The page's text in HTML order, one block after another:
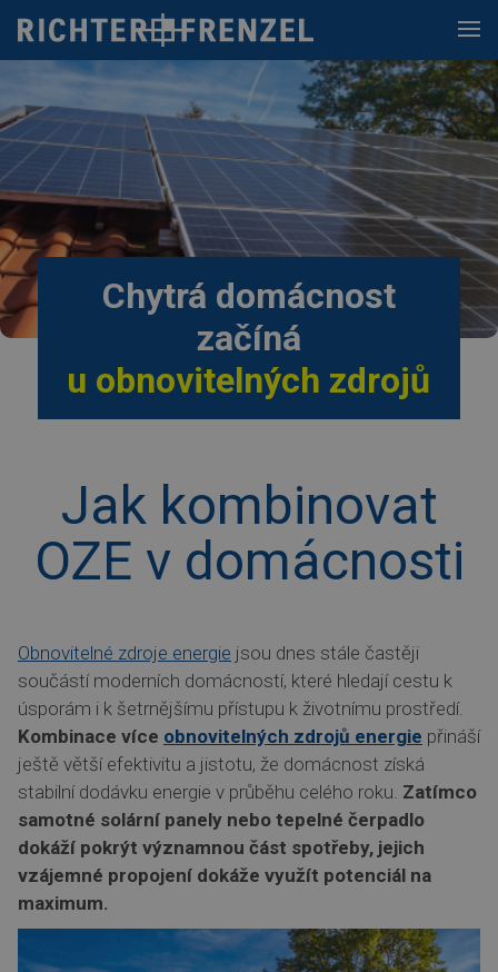
content
Chytrá domácnost
začíná
u obnovitelných zdrojů
Jak kombinovat
OZE v domácnosti
Obnovitelné zdroje energie jsou dnes stále častěji
součástí moderních domácností, které hledají cestu k
úsporám i k šetrnějšímu přístupu k životnímu prostředí.
Kombinace více obnovitelných zdrojů energie přináší
ještě větší efektivitu a jistotu, že domácnost získá
stabilní dodávku energie v průběhu celého roku. Zatímco
samotné solární panely nebo tepelné čerpadlo
dokáží pokrýt významnou část spotřeby, jejich
vzájemné propojení dokáže využít potenciál na
maximum.